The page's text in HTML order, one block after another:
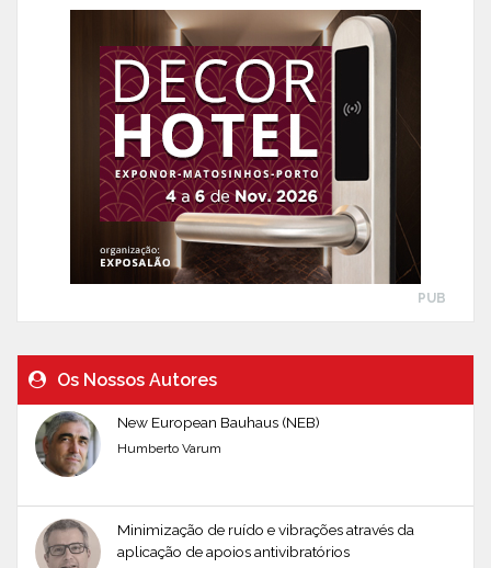
PUB
Os Nossos Autores
New European Bauhaus (NEB)
Humberto Varum
Minimização de ruído e vibrações através da
aplicação de apoios antivibratórios